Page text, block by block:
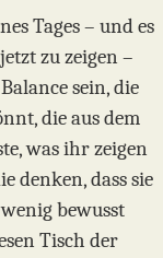
Tages – und es
zu zeigen –
sein, die
die aus dem
was ihr zeigen
denken, dass sie
bewusst
Tisch der